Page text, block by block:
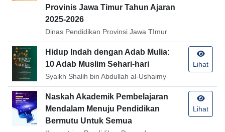
Provinis Jawa Timur Tahun Ajaran
2025-2026
Dinas Pendidikan Provinsi Jawa TImur
Hidup Indah dengan Adab Mulia:
10 Adab Muslim Sehari-hari
Syaikh Shalih bin Abdullah al-Ushaimy
Lihat
Naskah Akademik Pembelajaran
Mendalam Menuju Pendidikan
Bermutu Untuk Semua
Lihat